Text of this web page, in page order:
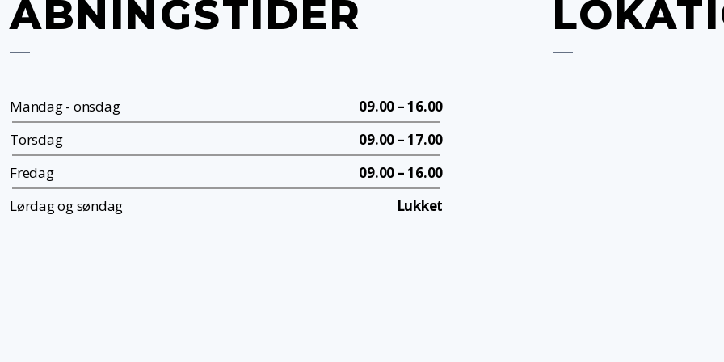
ÅBNINGSTIDER
Mandag - onsdag
09.00 – 16.00
Torsdag
09.00 – 17.00
Fredag
09.00 – 16.00
Lørdag og søndag
Lukket